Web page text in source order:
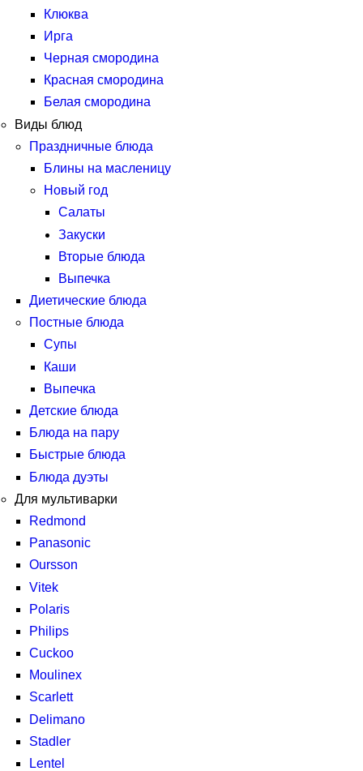
Клюква
Ирга
Черная смородина
Красная смородина
Белая смородина
Виды блюд
Праздничные блюда
Блины на масленицу
Новый год
Салаты
Закуски
Вторые блюда
Выпечка
Диетические блюда
Постные блюда
Супы
Каши
Выпечка
Детские блюда
Блюда на пару
Быстрые блюда
Блюда дуэты
Для мультиварки
Redmond
Panasonic
Oursson
Vitek
Polaris
Philips
Cuckoo
Moulinex
Scarlett
Delimano
Stadler
Lentel